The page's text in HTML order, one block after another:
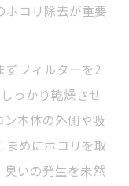
ホコリ除去が重要
ずフィルターを2
っかり乾燥させ
ン本体の外側や吸
まめにホコリを取
臭いの発生を未然